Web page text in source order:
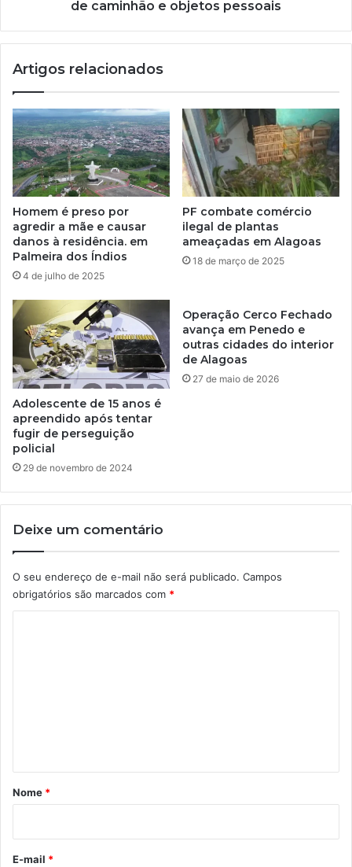
de caminhão e objetos pessoais
Artigos relacionados
Homem é preso por
agredir a mãe e causar
danos à residência. em
Palmeira dos Índios
4 de julho de 2025
PF combate comércio
ilegal de plantas
ameaçadas em Alagoas
18 de março de 2025
Adolescente de 15 anos é
apreendido após tentar
fugir de perseguição
policial
29 de novembro de 2024
Operação Cerco Fechado
avança em Penedo e
outras cidades do interior
de Alagoas
27 de maio de 2026
Deixe um comentário
O seu endereço de e-mail não será publicado. Campos
obrigatórios são marcados com *
r
*
Nome *
E-mail *